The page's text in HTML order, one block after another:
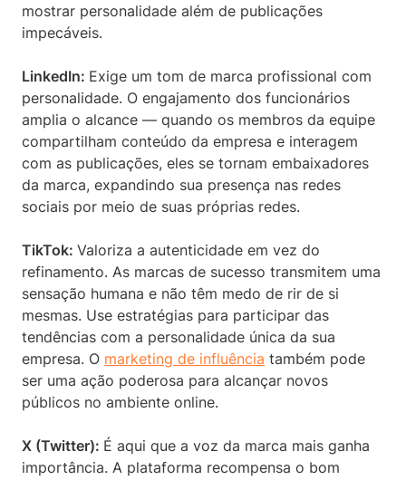
mostrar personalidade além de publicações
impecáveis.
LinkedIn: Exige um tom de marca profissional com
personalidade. O engajamento dos funcionários
amplia o alcance — quando os membros da equipe
compartilham conteúdo da empresa e interagem
com as publicações, eles se tornam embaixadores
da marca, expandindo sua presença nas redes
sociais por meio de suas próprias redes.
TikTok: Valoriza a autenticidade em vez do
refinamento. As marcas de sucesso transmitem uma
sensação humana e não têm medo de rir de si
mesmas. Use estratégias para participar das
tendências com a personalidade única da sua
empresa. O marketing de influência também pode
ser uma ação poderosa para alcançar novos
públicos no ambiente online.
X (Twitter): É aqui que a voz da marca mais ganha
importância. A plataforma recompensa o bom